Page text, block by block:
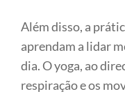
Além disso, a
aprendam a lidar
dia. O yoga, ao
respiração e os